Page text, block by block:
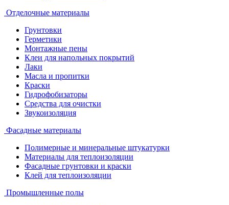
Отделочные материалы
Грунтовки
Герметики
Монтажные пены
Клеи для напольных покрытий
Лаки
Масла и пропитки
Краски
Гидрофобизаторы
Средства для очистки
Звукоизоляция
Фасадные материалы
Полимерные и минеральные штукатурки
Материалы для теплоизоляции
Фасадные грунтовки и краски
Клей для теплоизоляции
Промышленные полы